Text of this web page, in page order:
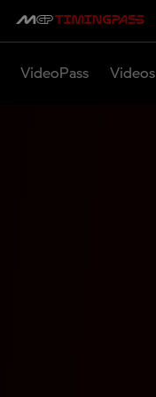
VideoPass Videos